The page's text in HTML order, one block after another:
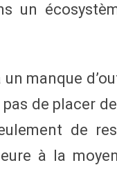
un
un manque
de placer
de
à la